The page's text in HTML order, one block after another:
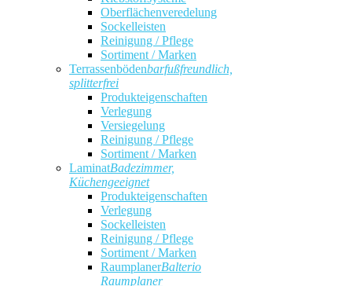
Oberflächenveredelung
Sockelleisten
Reinigung / Pflege
Sortiment / Marken
Terrassenbödenbarfußfreundlich,
splitterfrei
Produkteigenschaften
Verlegung
Versiegelung
Reinigung / Pflege
Sortiment / Marken
LaminatBadezimmer,
Küchengeeignet
Produkteigenschaften
Verlegung
Sockelleisten
Reinigung / Pflege
Sortiment / Marken
RaumplanerBalterio
Raumplaner